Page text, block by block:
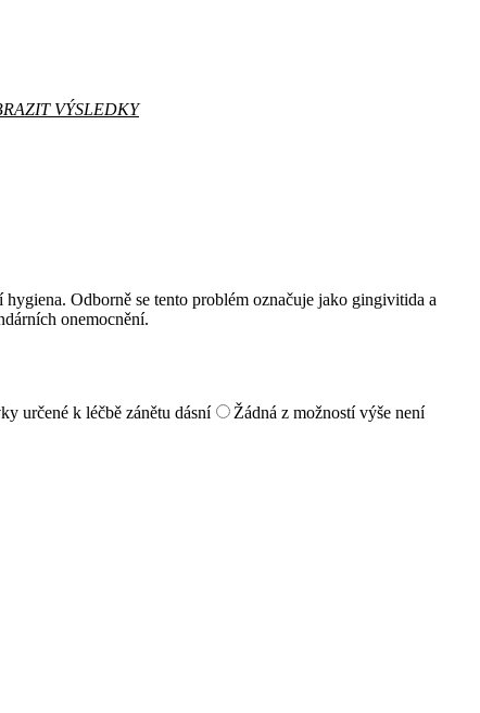
VÝSLEDKY
Odborně se tento problém označuje jako gingivitida a
onemocnění.
určené k léčbě zánětu dásní
Žádná z možností výše není